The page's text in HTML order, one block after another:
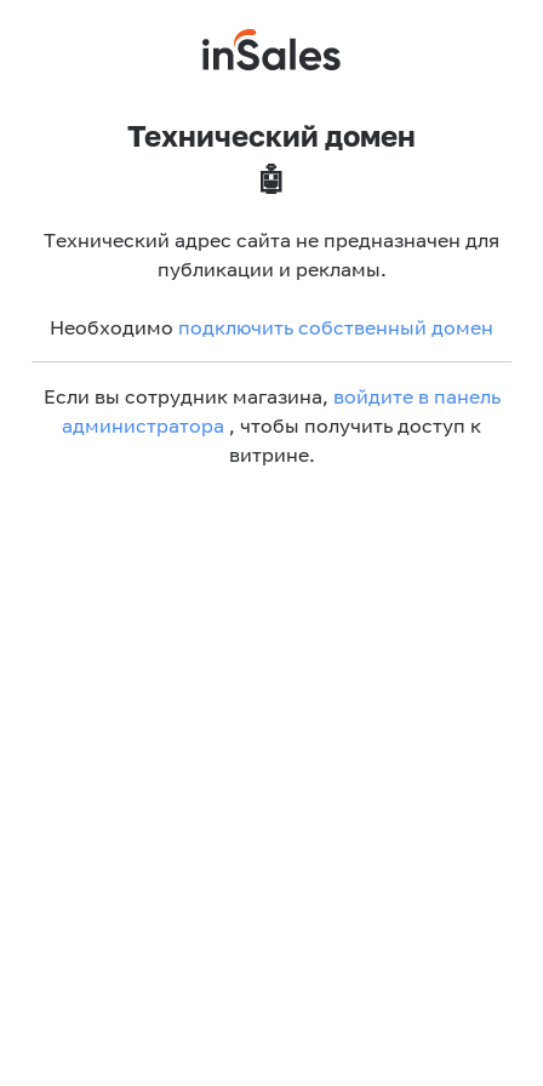
Технический домен
🤖
Технический адрес сайта не предназначен для
публикации и рекламы.
Необходимо подключить собственный домен
Если вы сотрудник магазина, войдите в панель
администратора , чтобы получить доступ к
витрине.